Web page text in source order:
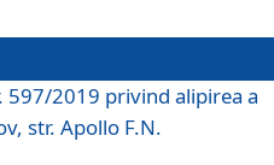
597/2019 privind alipirea a
str. Apollo F.N.